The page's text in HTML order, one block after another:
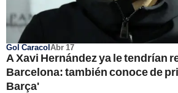
Gol CaracolAbr 17
A Xavi Hernández ya le tendrían
Barcelona: también conoce de
Barça'